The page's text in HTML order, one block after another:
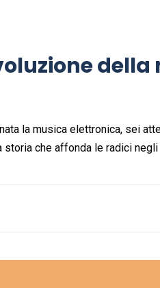
la musica elettronica, sei
storia che affonda le radici negli